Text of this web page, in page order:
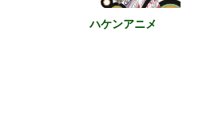
ハケンアニメ